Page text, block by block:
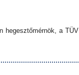
hegesztőmérnök, a TÜV